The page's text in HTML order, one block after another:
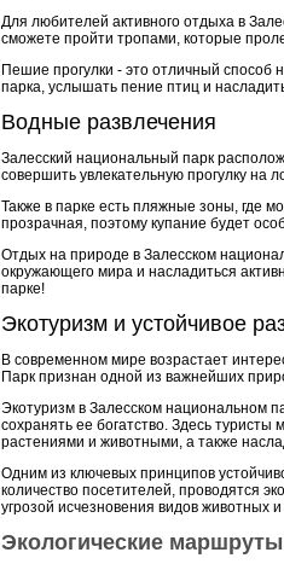
Для любителей активного отдыха в
сможете пройти тропами, которые
Пешие прогулки - это отличный способ
парка, услышать пение птиц и
Водные развлечения
Залесский национальный парк
совершить увлекательную прогулку на
Также в парке есть пляжные зоны, где
прозрачная, поэтому купание будет
Отдых на природе в Залесском
окружающего мира и насладиться
парке!
Экотуризм и устойчивое
В современном мире возрастает
Парк признан одной из важнейших
Экотуризм в Залесском национальном
сохранять ее богатство. Здесь
растениями и животными, а также
Одним из ключевых принципов
количество посетителей, проводятся
угрозой исчезновения видов животных
Экологические маршруты